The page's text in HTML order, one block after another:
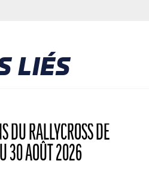
LIÉS
DU RALLYCROSS DE
30 AOÛT 2026